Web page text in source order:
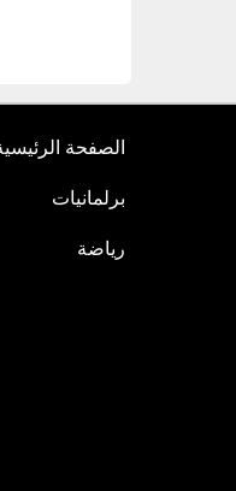
الصفحة
برلمانيات
رياضة